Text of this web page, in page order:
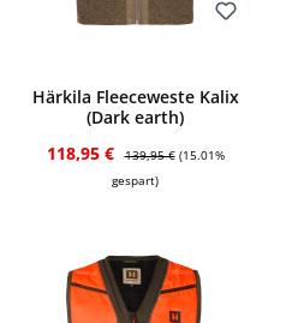
Härkila Fleeceweste Kalix
(Dark earth)
Verkaufspreis:
118,95 € Regulärer Preis:
139,95 € (15.01%
gespart)